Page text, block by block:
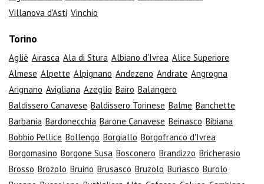
Villanova d'Asti Vinchio
Torino
Agliè Airasca Ala di Stura Albiano d'Ivrea Alice Superiore
Almese Alpette Alpignano Andezeno Andrate Angrogna
Arignano Avigliana Azeglio Bairo Balangero
Baldissero Canavese Baldissero Torinese Balme Banchette
Barbania Bardonecchia Barone Canavese Beinasco Bibiana
Bobbio Pellice Bollengo Borgiallo Borgofranco d'Ivrea
Borgomasino Borgone Susa Bosconero Brandizzo Bricherasio
Brosso Brozolo Bruino Brusasco Bruzolo Buriasco Burolo